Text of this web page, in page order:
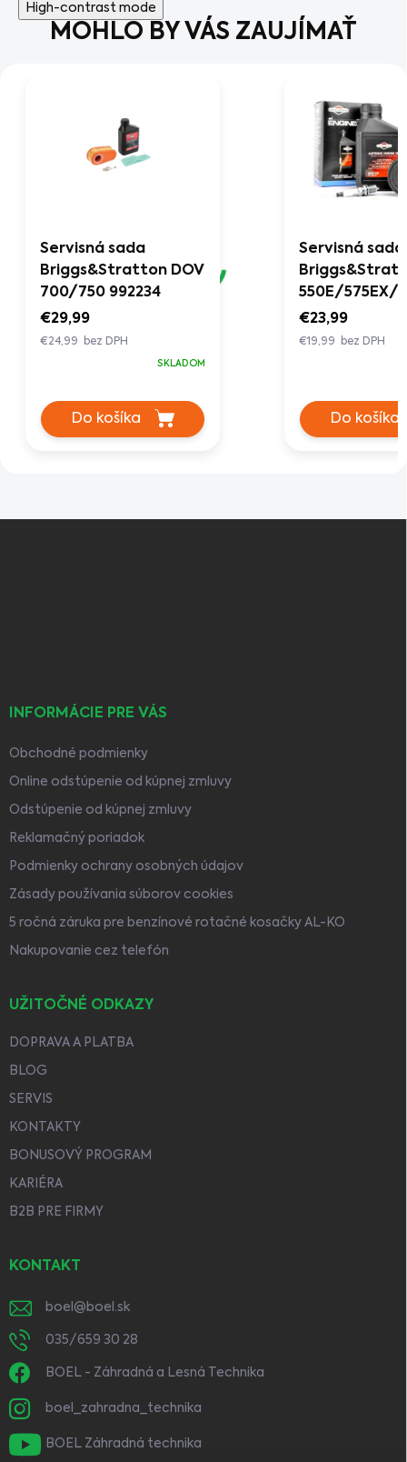
High-contrast mode
MOHLO BY VÁS ZAUJÍMAŤ
Servisná sada
Briggs&Stratton DOV
700/750 992234
€29,99
€24,99 bez DPH
SKLADOM
Do košíka
Servisná sada
550E/575EX/
992232
€23,99
€19,99 bez DPH
Do košíka
INFORMÁCIE PRE VÁS
Obchodné podmienky
Online odstúpenie od kúpnej zmluvy
Odstúpenie od kúpnej zmluvy
Reklamačný poriadok
Podmienky ochrany osobných údajov
Zásady používania súborov cookies
5 ročná záruka pre benzínové rotačné kosačky AL-KO
Nakupovanie cez telefón
UŽITOČNÉ ODKAZY
DOPRAVA A PLATBA
BLOG
SERVIS
KONTAKTY
BONUSOVÝ PROGRAM
KARIÉRA
B2B PRE FIRMY
KONTAKT
boel @ boel.sk
035/659 30 28
BOEL - Záhradná a Lesná Technika
boel_zahradna_technika
BOEL Záhradná technika